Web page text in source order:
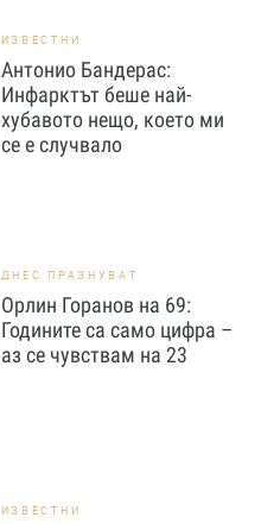
ИЗВЕСТНИ
Антонио Бандерас:
Инфарктът беше най-
хубавото нещо, което ми
се е случвало
ДНЕС ПРАЗНУВАТ
Орлин Горанов на 69:
Годините са само цифра –
аз се чувствам на 23
ИЗВЕСТНИ